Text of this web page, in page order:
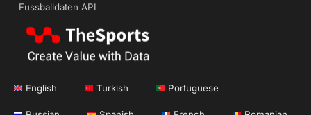
Fussballdaten API
English Turkish Portuguese